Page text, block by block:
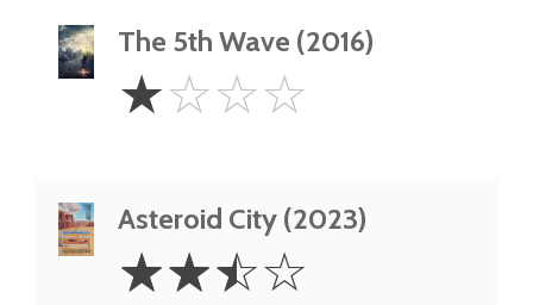
The 5th Wave (2016)
Star
☆☆☆☆
Asteroid City (2023)
2.5
Stars
☆☆☆☆